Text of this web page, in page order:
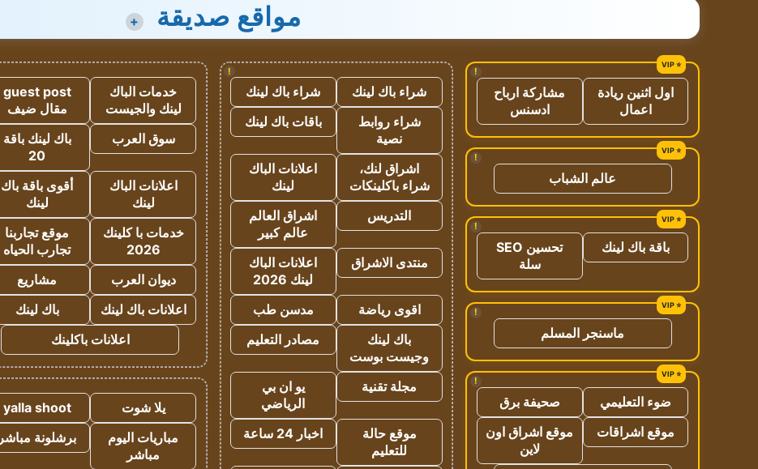
مواقع صديقة +
!
اول اثنين ريادة
اعمال
مشاركة ارباح
ادسنس
!
عالم الشباب
!
باقة باك لينك
تحسين SEO
سلة
!
ماسنجر المسلم
!
ضوء التعليمي
صحيفة برق
موقع اشراقات
موقع اشراق اون
لاين
!
شراء باك لينك
شراء باك لينك
شراء روابط
نصية
باقات باك لينك
اشراق لنك،
شراء باكلينكات
اعلانات الباك
لينك
التدريس
اشراق العالم
عالم كبير
منتدى الاشراق
اعلانات الباك
لينك 2026
اقوى رياضة
مدسن طب
باك لينك
وجيست بوست
مصادر التعليم
مجلة تقنية
يو ان بي
الرياضي
موقع حالة
للتعليم
اخبار 24 ساعة
خدمات الباك
لينك والجيست
guest post
مقال ضيف
سوق العرب
باك لينك باقة
20
اعلانات الباك
لينك
أقوى باقة باك
لينك
خدمات با كلينك
2026
موقع تجاربنا
تجارب الحياه
ديوان العرب
مشاريع
اعلانات باك لينك
باك لينك
اعلانات باكلينك
يلا شوت
yalla shoot
مباريات اليوم
مباشر
برشلونة مباشر